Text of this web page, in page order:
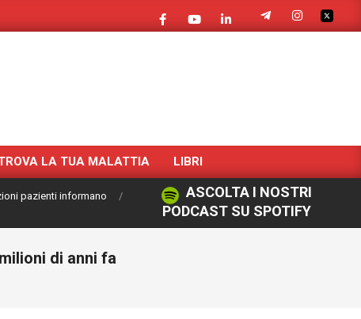
LA TUA MALATTIA LIBRI
pazienti informano
ASCOLTA I NOSTRI
PODCAST SU SPOTIFY
di anni fa